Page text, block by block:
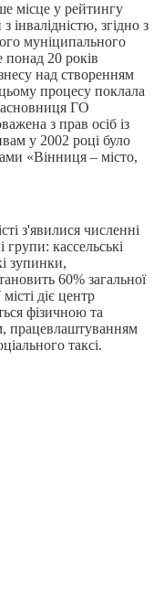
місце у рейтингу
інвалідністю, згідно з
муніципального
20 років
над створенням
процесу поклала
ГО
з прав осіб із
у 2002 році було
«Вінниця – місто,
з'явилися численні
групи: кассельські
зупинки,
60% загальної
діє центр
фізичною та
працевлаштуванням
таксі.